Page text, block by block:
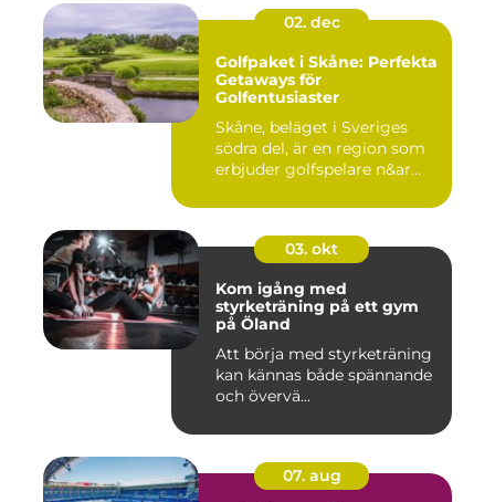
02. dec
Golfpaket i Skåne: Perfekta
Getaways för
Golfentusiaster
Skåne, beläget i Sveriges
södra del, är en region som
erbjuder golfspelare n&ar...
03. okt
Kom igång med
styrketräning på ett gym
på Öland
Att börja med styrketräning
kan kännas både spännande
och övervä...
07. aug